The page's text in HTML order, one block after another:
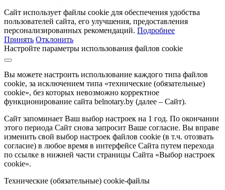
Сайт использует файлы cookie для обеспечения удобства
пользователей сайта, его улучшения, предоставления
персонализированных рекомендаций. Подробнее
Принять Отклонить
Настройте параметры использования файлов cookie
Вы можете настроить использование каждого типа файлов
cookie, за исключением типа «технические (обязательные)
cookie», без которых невозможно корректное
функционирование сайта belnotary.by (далее – Сайт).
Сайт запоминает Ваш выбор настроек на 1 год. По окончании
этого периода Сайт снова запросит Ваше согласие. Вы вправе
изменить свой выбор настроек файлов cookie (в т.ч. отозвать
согласие) в любое время в интерфейсе Сайта путем перехода
по ссылке в нижней части страницы Сайта «Выбор настроек
cookie».
Технические (обязательные) cookie-файлы